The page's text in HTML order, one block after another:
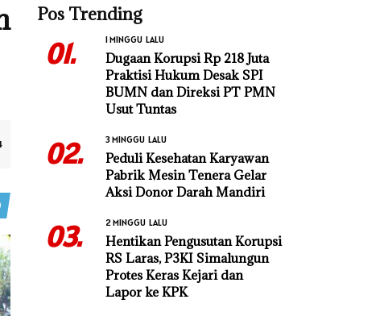
Pos Trending
01. 1 MINGGU LALU
Dugaan Korupsi Rp 218 Juta
Praktisi Hukum Desak SPI
BUMN dan Direksi PT PMN
Usut Tuntas
02. 3 MINGGU LALU
Peduli Kesehatan Karyawan
Pabrik Mesin Tenera Gelar
Aksi Donor Darah Mandiri
03. 2 MINGGU LALU
Hentikan Pengusutan Korupsi
RS Laras, P3KI Simalungun
Protes Keras Kejari dan
Lapor ke KPK